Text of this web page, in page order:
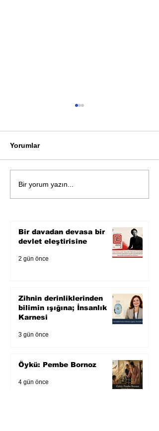
Zihnin derinliklerinden
Yorumlar
Bir yorum yazın...
Bir davadan devasa bir
devlet eleştirisine
2 gün önce
Zihnin derinliklerinden
bilimin ışığına; İnsanlık
Karnesi
3 gün önce
Öykü: Pembe Bornoz
4 gün önce